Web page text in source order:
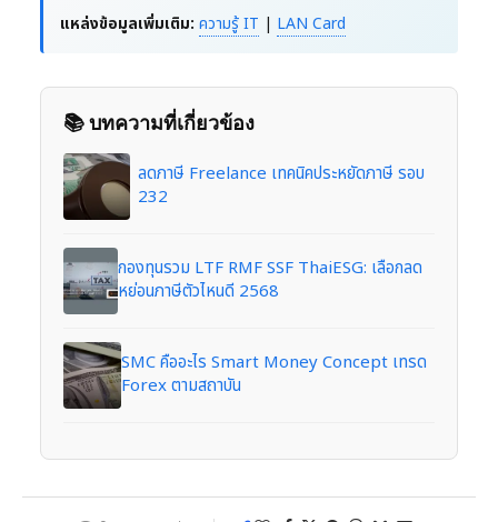
แหล่งข้อมูลเพิ่มเติม: ความรู้ IT | LAN Card
📚 บทความที่เกี่ยวข้อง
ลดภาษี Freelance เทคนิคประหยัดภาษี รอบ
232
กองทุนรวม LTF RMF SSF ThaiESG: เลือกลด
หย่อนภาษีตัวไหนดี 2568
SMC คืออะไร Smart Money Concept เทรด
Forex ตามสถาบัน